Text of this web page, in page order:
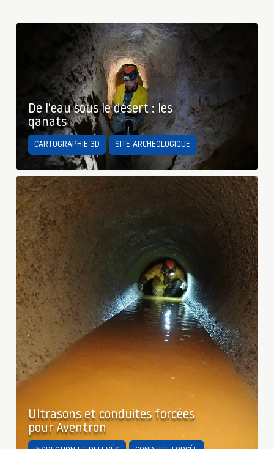
De l'eau sous le désert : les
qanats
CARTOGRAPHIE 3D SITE ARCHÉOLOGIQUE
Ultrasons et conduites forcées
pour Aventron